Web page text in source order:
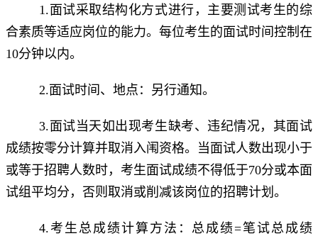
1.面试采取结构化方式进行，主要测试考生的综
合素质等适应岗位的能力。每位考生的面试时间控制在
10分钟以内。
2.面试时间、地点：另行通知。
3.面试当天如出现考生缺考、违纪情况，其面试
成绩按零分计算并取消入闱资格。当面试人数出现小于
或等于招聘人数时，考生面试成绩不得低于70分或本面
试组平均分，否则取消或削减该岗位的招聘计划。
4.考生总成绩计算方法：总成绩=笔试总成绩